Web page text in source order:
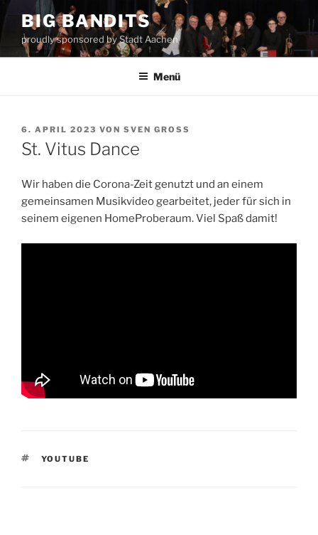
Zum
Inhalt
springen
BIG BANDITS
proudly sponsored by Stadt Aachen
Menü
VERÖFFENTLICHT
AM
6. APRIL 2023 VON SVEN GROSS
St. Vitus Dance
Wir haben die Corona-Zeit genutzt und an einem
gemeinsamen Musikvideo gearbeitet, jeder für sich in
seinem eigenen HomeProberaum. Viel Spaß damit!
SCHLAGWÖRTER
YOUTUBE